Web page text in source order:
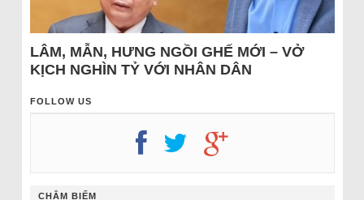
LÂM, MẪN, HƯNG NGỒI GHẾ MỚI – VỞ
KỊCH NGHÌN TỶ VỚI NHÂN DÂN
FOLLOW US
CHÂM BIẾM